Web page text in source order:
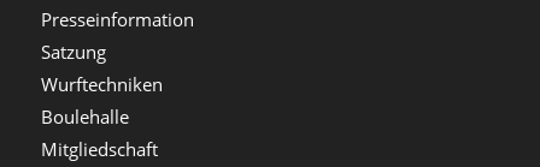
Presseinformation
Satzung
Wurftechniken
Boulehalle
Mitgliedschaft